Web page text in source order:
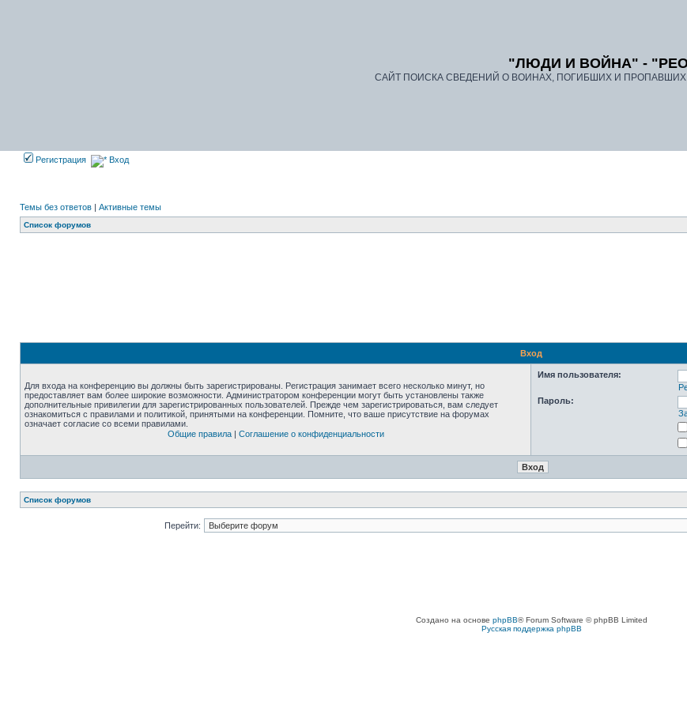
"ЛЮДИ И ВОЙНА" -
САЙТ ПОИСКА СВЕДЕНИЙ О ВОИНАХ, ПОГИБШИХ И ПРОПАВШИХ
Регистрация Вход
Темы без ответов | Активные темы
Список форумов
Вход
Для входа на конференцию вы должны быть зарегистрированы. Регистрация занимает всего несколько минут, но
предоставляет вам более широкие возможности. Администратором конференции могут быть установлены также
дополнительные привилегии для зарегистрированных пользователей. Прежде чем зарегистрироваться, вам следует
ознакомиться с правилами и политикой, принятыми на конференции. Помните, что ваше присутствие на форумах
означает согласие со всеми правилами.
Общие правила| Соглашение о конфиденциальности
Имя пользователя:
Пароль:
Список форумов
Перейти:
Создано на основе phpBB® Forum Software © phpBB Limited
Русская поддержка phpBB